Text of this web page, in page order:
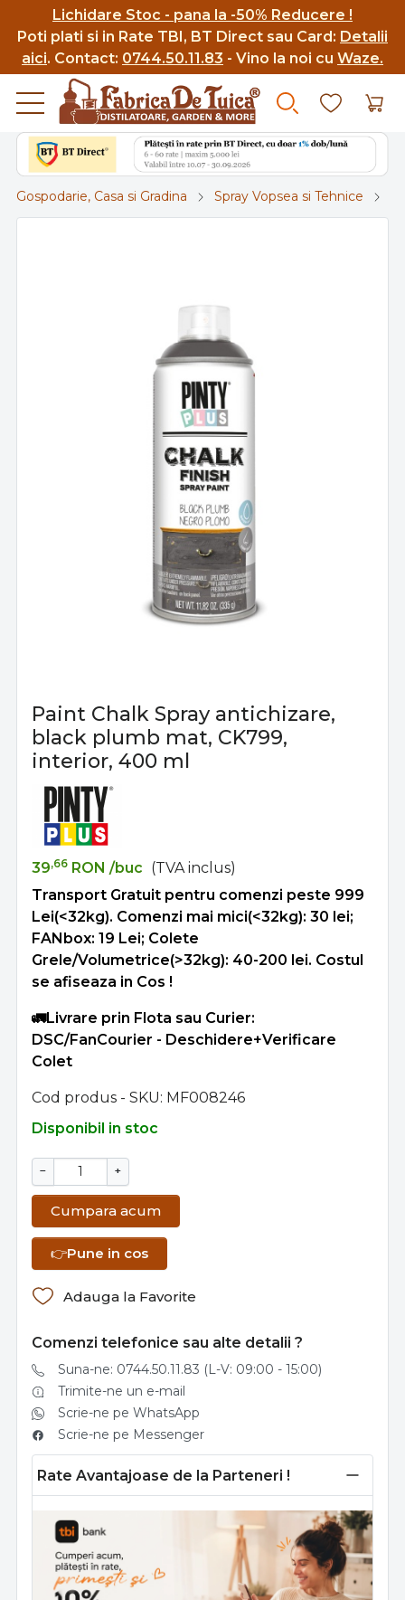
Lichidare Stoc - pana la -50% Reducere !
Poti plati si in Rate TBI, BT Direct sau Card: Detalii
aici. Contact: 0744.50.11.83 - Vino la noi cu Waze.
Gospodarie, Casa si Gradina Spray Vopsea si Tehnice
Paint Chalk Spray antichizare,
black plumb mat, CK799,
interior, 400 ml
39,66 RON /buc (TVA inclus)
Transport Gratuit pentru comenzi peste 999
Lei(<32kg). Comenzi mai mici(<32kg): 30 lei;
FANbox: 19 Lei; Colete
Grele/Volumetrice(>32kg): 40-200 lei. Costul
se afiseaza in Cos !
🚛Livrare prin Flota sau Curier:
DSC/FanCourier - Deschidere+Verificare
Colet
Cod produs - SKU MF008246
Disponibil in stoc
− +
Cumpara acum
👉Pune in cos
Adauga la Favorite
Comenzi telefonice sau alte detalii ?
Suna-ne: 0744.50.11.83 (L-V: 09:00 - 15:00)
Trimite-ne un e-mail
Scrie-ne pe WhatsApp
Scrie-ne pe Messenger
Rate Avantajoase de la Parteneri !